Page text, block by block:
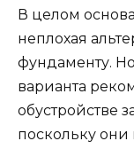
В целом
неплохая
фундаменту.
варианта
обустройстве
поскольку